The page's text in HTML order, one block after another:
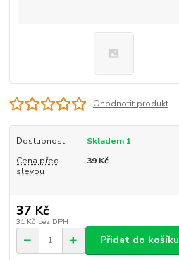
Ohodnotit produkt
Dostupnost
Skladem 1
Cena před
slevou
39 Kč
37 Kč
31 Kč bez DPH
Přidat do košíku